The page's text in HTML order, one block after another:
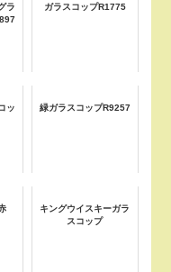
ラ
ガラスコップR1775
ッ
緑ガラスコップR9257
キングウイスキーガラ
スコップ